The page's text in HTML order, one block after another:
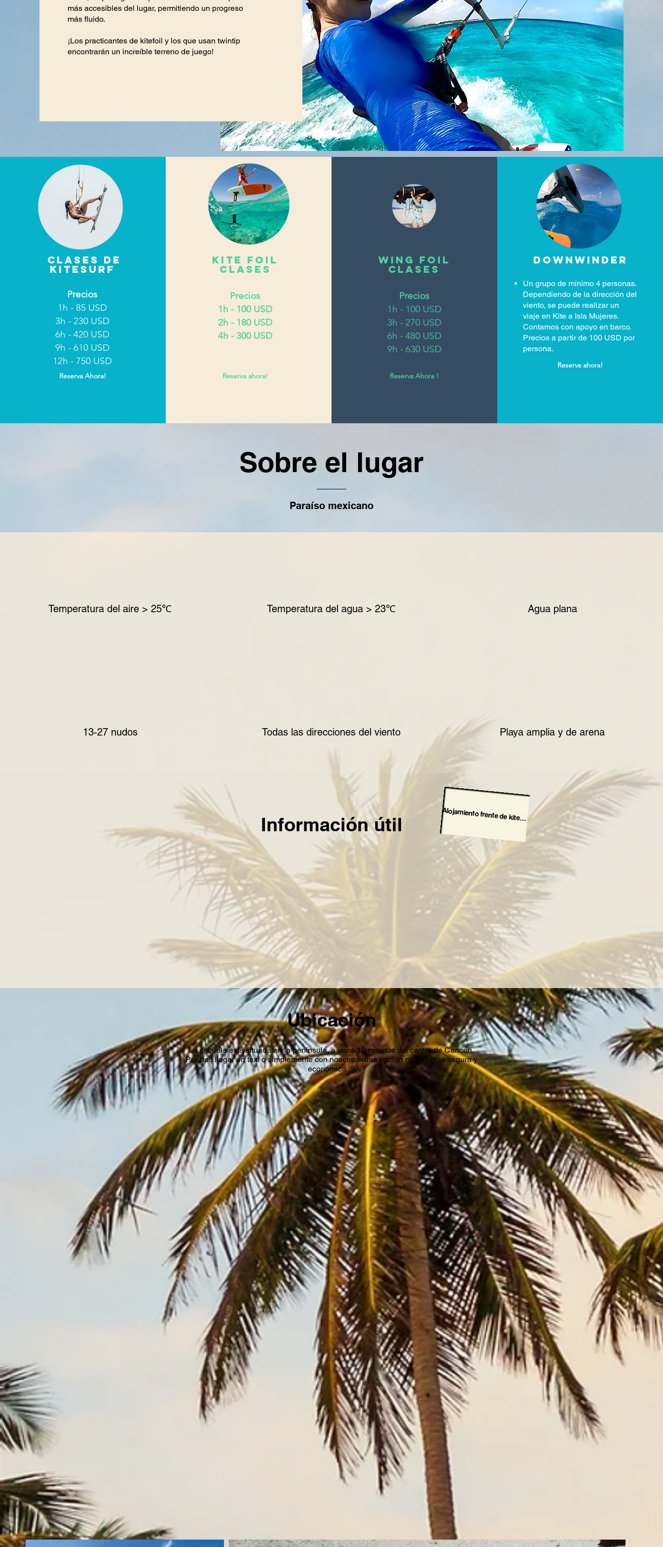
más accesibles del lugar, permitiendo un progreso
más fluido.
¡Los practicantes de kitefoil y los que usan twintip
encontrarán un increíble terreno de juego!
CLASES de
KITESURF
Precios
1h - 85 USD
3h - 230 USD
6h - 420 USD
9h - 610 USD
12h - 750 USD
Reserva Ahora!
Kite foil
clases
Precios
1h - 100 USD
2h - 180 USD
4h - 300 USD
Reserva ahora!
Wing Foil
clases
Precios
1h - 100 USD
3h - 270 USD
6h - 480 USD
9h - 630 USD
Reserva Ahora !
Downwinder
Un grupo de mínimo 4 personas.
Dependiendo de la dirección del
viento, se puede realizar un
viaje en Kite a Isla Mujeres.
Contamos con apoyo en barco.
Precios a partir de 100 USD por
persona.
Reserva ahora!
Sobre el lugar
Paraíso mexicano
Temperatura del aire > 25℃ Temperatura del agua > 23℃ Agua plana
13-27 nudos Todas las direcciones del viento Playa amplia y de arena
Información útil Alojamiento frente de kite spot
Ubicación
La escuela está situada en la península, a unos 10 minutos del centro de Cancún.
Puedes llegar en taxi o simplemente con nosotros (una opción mucho más segura y
económica ;))